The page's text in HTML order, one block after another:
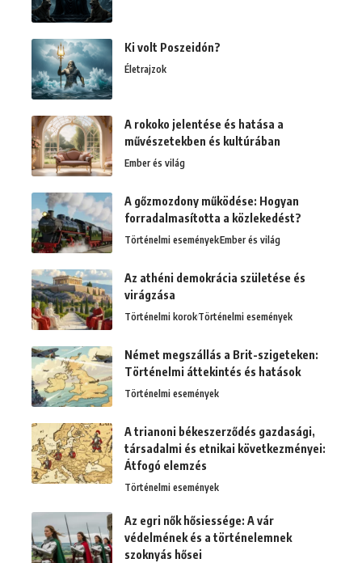
Ki volt Poszeidón?
Életrajzok
A rokoko jelentése és hatása a
művészetekben és kultúrában
Ember és világ
A gőzmozdony működése: Hogyan
forradalmasította a közlekedést?
Történelmi eseményekEmber és világ
Az athéni demokrácia születése és
virágzása
Történelmi korokTörténelmi események
Német megszállás a Brit-szigeteken:
Történelmi áttekintés és hatások
Történelmi események
A trianoni békeszerződés gazdasági,
társadalmi és etnikai következményei:
Átfogó elemzés
Történelmi események
Az egri nők hősiessége: A vár
védelmének és a történelemnek
szoknyás hősei